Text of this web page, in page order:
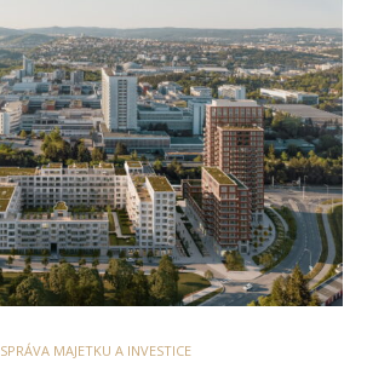
SPRÁVA MAJETKU A INVESTICE